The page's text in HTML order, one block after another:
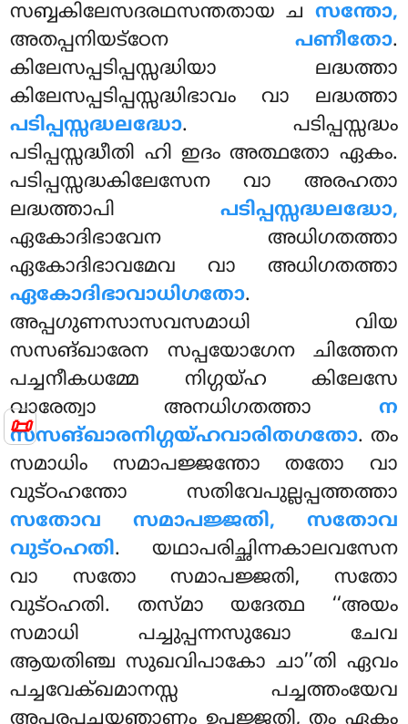
📜
സബ്ബകിലേസദരഥസന്തതായ ച സന്തോ,
അതപ്പനിയട്ഠേന പണീതോ.
കിലേസപ്പടിപ്പസ്സദ്ധിയാ ലദ്ധത്താ
കിലേസപ്പടിപ്പസ്സദ്ധിഭാവം വാ ലദ്ധത്താ
പടിപ്പസ്സദ്ധലദ്ധോ. പടിപ്പസ്സദ്ധം
പടിപ്പസ്സദ്ധീതി ഹി ഇദം അത്ഥതോ ഏകം.
പടിപ്പസ്സദ്ധകിലേസേന വാ അരഹതാ
ലദ്ധത്താപി പടിപ്പസ്സദ്ധലദ്ധോ,
ഏകോദിഭാവേന അധിഗതത്താ
ഏകോദിഭാവമേവ വാ അധിഗതത്താ
ഏകോദിഭാവാധിഗതോ.
അപ്പഗുണസാസവസമാധി വിയ
സസങ്ഖാരേന സപ്പയോഗേന ചിത്തേന
പച്ചനീകധമ്മേ നിഗ്ഗയ്ഹ കിലേസേ
വാരേത്വാ അനധിഗതത്താ ന
സസങ്ഖാരനിഗ്ഗയ്ഹവാരിതഗതോ. തം
സമാധിം സമാപജ്ജന്തോ തതോ വാ
വുട്ഠഹന്തോ സതിവേപുല്ലപ്പത്തത്താ
സതോവ സമാപജ്ജതി, സതോവ
വുട്ഠഹതി. യഥാപരിച്ഛിന്നകാലവസേന
വാ സതോ സമാപജ്ജതി, സതോ
വുട്ഠഹതി. തസ്മാ യദേത്ഥ ‘‘അയം
സമാധി പച്ചുപ്പന്നസുഖോ ചേവ
ആയതിഞ്ച സുഖവിപാകോ ചാ’’തി ഏവം
പച്ചവേക്ഖമാനസ്സ പച്ചത്തംയേവ